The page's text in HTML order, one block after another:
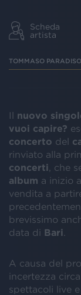
Scheda
artista
TOMMASO
Il nuovo
vuoi capire?
concerto del
rinviato alla
concerti , che
album a inizio
vendita a
brevissimo
data di Bari
A causa del
incertezza
spettacoli live